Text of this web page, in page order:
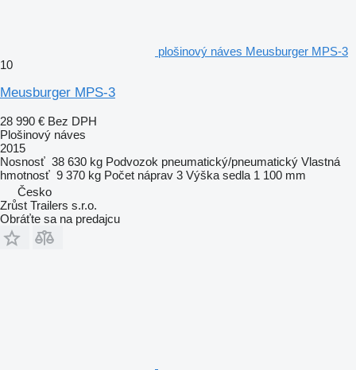
plošinový náves Meusburger MPS-3
10
Meusburger MPS-3
28 990 € Bez DPH
Plošinový náves
2015
Nosnosť 38 630 kg Podvozok pneumatický/pneumatický Vlastná
hmotnosť 9 370 kg Počet náprav 3 Výška sedla 1 100 mm
Česko
Zrůst Trailers s.r.o.
Obráťte sa na predajcu